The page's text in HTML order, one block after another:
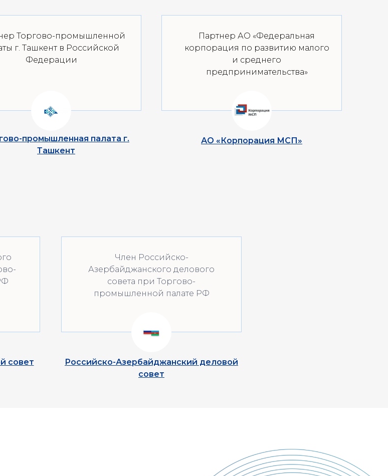
Торгово-промышленной
г. Ташкент в Российской
Федерации
промышленная палата г.
Ташкент
Партнер АО «Федеральная
корпорация по развитию малого
и среднего
предпринимательства»
АО «Корпорация МСП»
совет
Член Российско-
Азербайджанского делового
совета при Торгово-
промышленной палате РФ
Российско-Азербайджанский деловой
совет